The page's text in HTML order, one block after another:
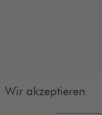
Wir akzeptieren